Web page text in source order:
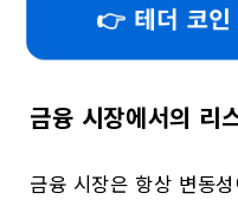
👉 테더 코인
금융 시장에서의 리
금융 시장은 항상 변동